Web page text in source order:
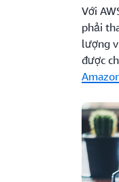
Với
phải
lượng
được